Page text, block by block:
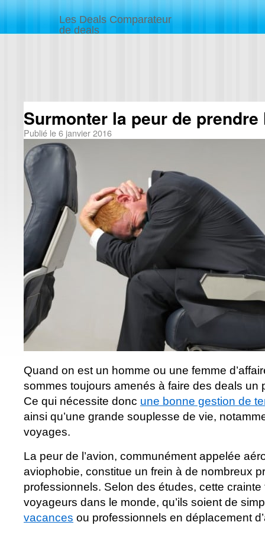
Les Deals Comparateur
de deals
Surmonter la peur de prendre
Publié le6 janvier 2016
Quand on est un homme ou une femme
sommes toujours amenés à faire des deals un
Ce qui nécessite donc une bonne gestion de
ainsi qu’une grande souplesse de vie,
voyages.
La peur de l’avion, communément appelée
aviophobie, constitue un frein à de nombreux
professionnels. Selon des études, cette
voyageurs dans le monde, qu’ils soient de
vacances ou professionnels en déplacement